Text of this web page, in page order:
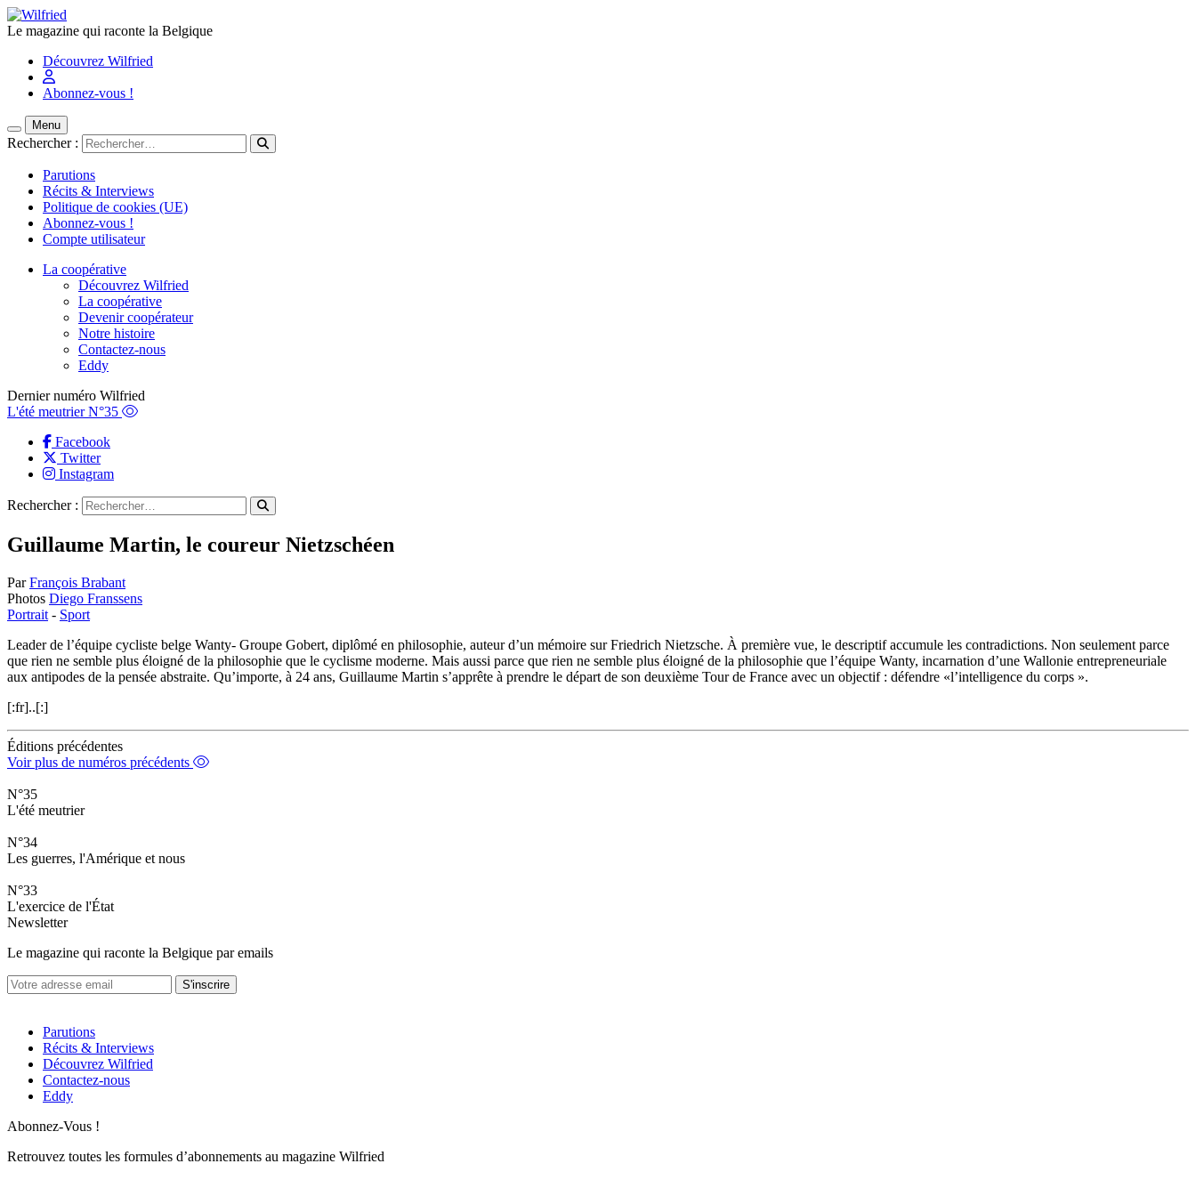
Le magazine qui raconte la Belgique
Découvrez Wilfried
Abonnez-vous !
Menu
Rechercher :
Parutions
Récits & Interviews
Politique de cookies (UE)
Abonnez-vous !
Compte utilisateur
La coopérative
Découvrez Wilfried
La coopérative
Devenir coopérateur
Notre histoire
Contactez-nous
Eddy
Dernier numéro Wilfried
L'été meutrier N°35
Facebook
Twitter
Instagram
Rechercher :
Guillaume Martin, le coureur Nietzschéen
Par François Brabant
Photos Diego Franssens
Portrait - Sport
Leader de l’équipe cycliste belge Wanty- Groupe Gobert, diplômé en philosophie, auteur d’un mémoire sur Friedrich Nietzsche. À première vue, le descriptif accumule les contradictions. Non seulement parce
que rien ne semble plus éloigné de la philosophie que le cyclisme moderne. Mais aussi parce que rien ne semble plus éloigné de la philosophie que l’équipe Wanty, incarnation d’une Wallonie entrepreneuriale
aux antipodes de la pensée abstraite. Qu’importe, à 24 ans, Guillaume Martin s’apprête à prendre le départ de son deuxième Tour de France avec un objectif : défendre «l’intelligence du corps ».
[:fr]..[:]
Éditions précédentes
Voir plus de numéros précédents
N°35
L'été meutrier
N°34
Les guerres, l'Amérique et nous
N°33
L'exercice de l'État
Newsletter
Le magazine qui raconte la Belgique par emails
S'inscrire
Parutions
Récits & Interviews
Découvrez Wilfried
Contactez-nous
Eddy
Abonnez-Vous !
Retrouvez toutes les formules d’abonnements au magazine Wilfried